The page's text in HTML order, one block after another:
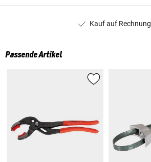
Kauf auf Rechnung
Passende Artikel